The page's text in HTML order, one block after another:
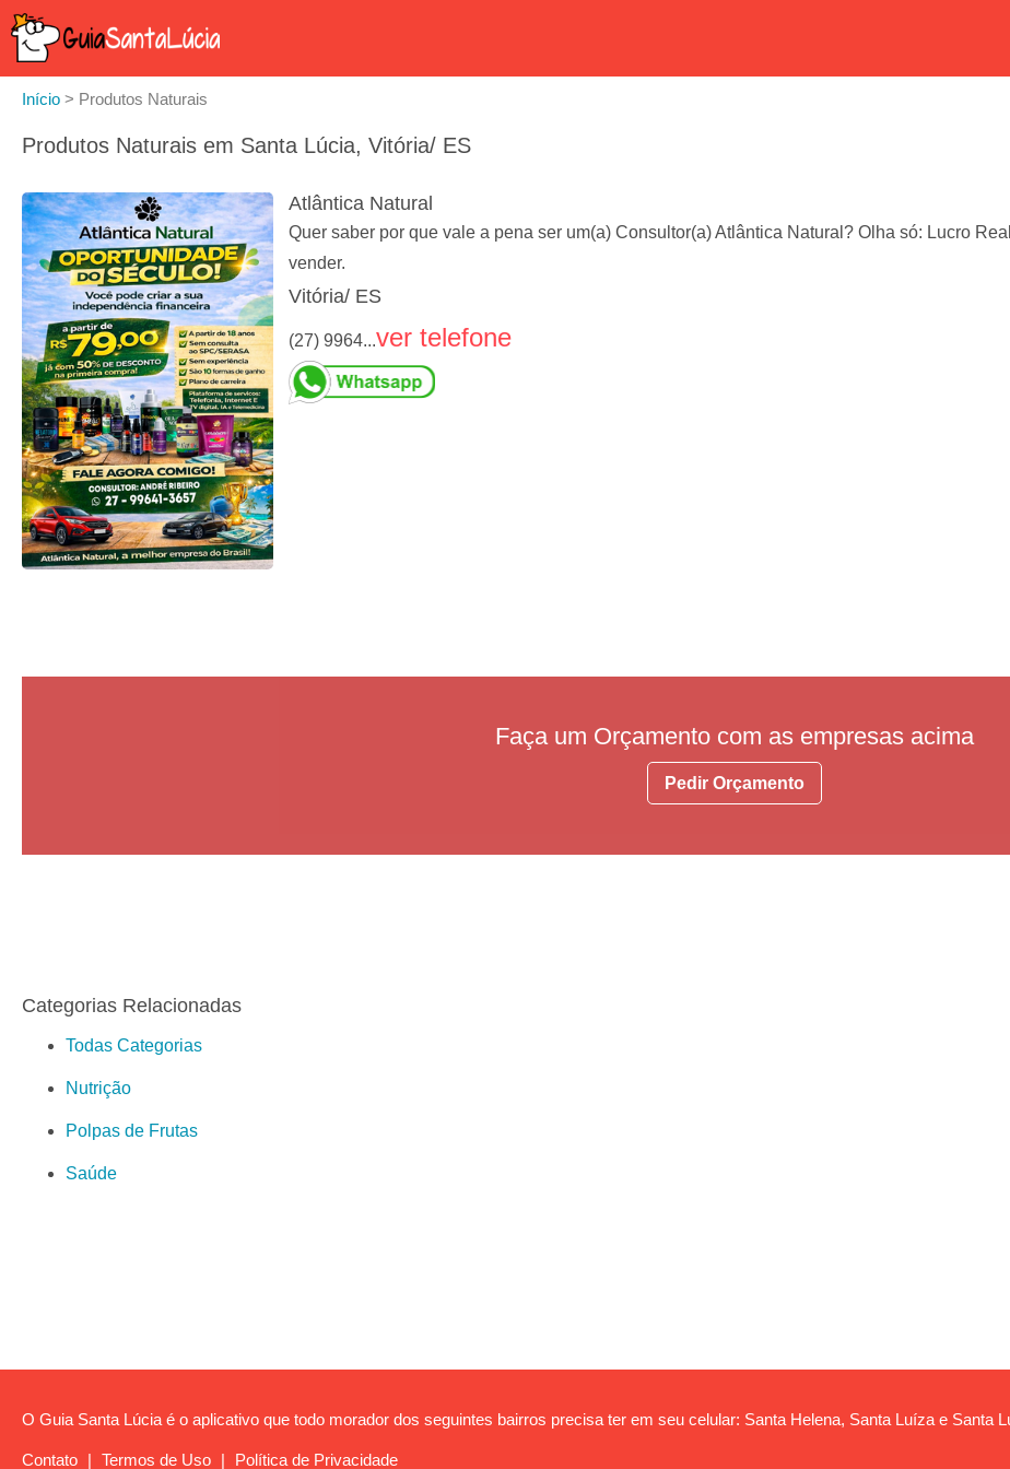
Início > Produtos Naturais
Produtos Naturais em Santa Lúcia, Vitória/ ES
Atlântica Natural
Quer saber por que vale a pena ser um(a) Consultor(a) Atlântica Natural? Olha só: Lucro
vender.
Vitória/ ES
(27) 9964...ver telefone
Faça um Orçamento com as empresas acima
Pedir Orçamento
Categorias Relacionadas
Todas Categorias
Nutrição
Polpas de Frutas
Saúde
O Guia Santa Lúcia é o aplicativo que todo morador dos seguintes bairros precisa ter em seu celular: Santa Helena, Santa Luíza e Santa
Contato | Termos de Uso | Política de Privacidade